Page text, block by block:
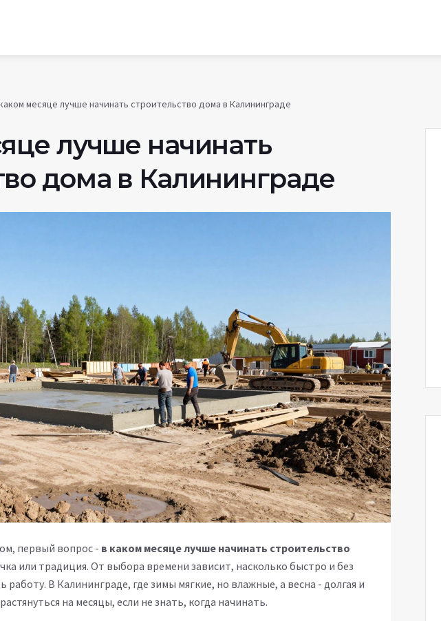
месяце лучше начинать строительство дома в Калининграде
лучше начинать
дома в Калининграде
первый вопрос - в каком месяце лучше начинать строительство
или традиция. От выбора времени зависит, насколько быстро и без
В Калининграде, где зимы мягкие, но влажные, а весна - долгая и
на месяцы, если не знать, когда начинать.